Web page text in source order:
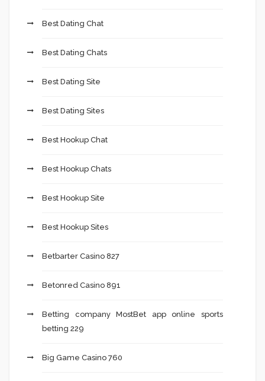
Best Dating Chat
Best Dating Chats
Best Dating Site
Best Dating Sites
Best Hookup Chat
Best Hookup Chats
Best Hookup Site
Best Hookup Sites
Betbarter Casino 827
Betonred Casino 891
Betting company MostBet app online sports
betting 229
Big Game Casino 760